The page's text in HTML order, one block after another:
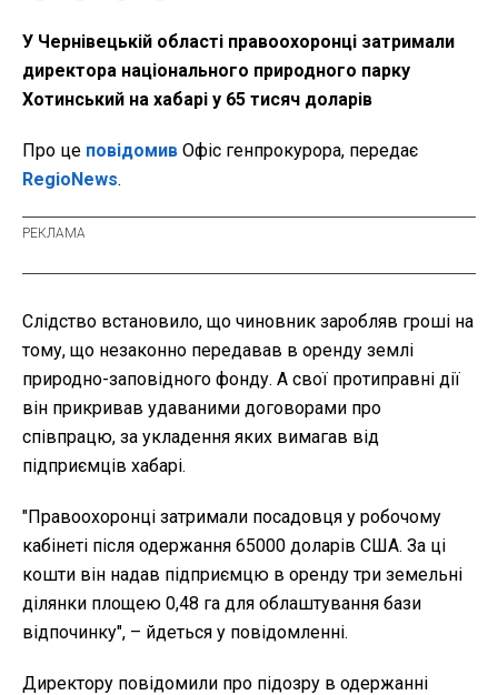
У Чернівецькій області правоохоронці затримали
директора національного природного парку
Хотинський на хабарі у 65 тисяч доларів
Про це повідомив Офіс генпрокурора, передає
RegioNews.
Слідство встановило, що чиновник заробляв гроші на
тому, що незаконно передавав в оренду землі
природно-заповідного фонду. А свої протиправні дії
він прикривав удаваними договорами про
співпрацю, за укладення яких вимагав від
підприємців хабарі.
"Правоохоронці затримали посадовця у робочому
кабінеті після одержання 65000 доларів США. За ці
кошти він надав підприємцю в оренду три земельні
ділянки площею 0,48 га для облаштування бази
відпочинку", – йдеться у повідомленні.
Директору повідомили про підозру в одержанні